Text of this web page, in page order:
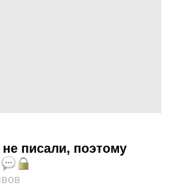
не писали, поэтому